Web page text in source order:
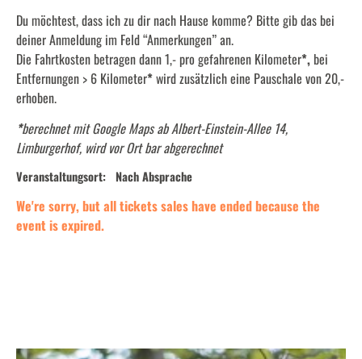
Du möchtest, dass ich zu dir nach Hause komme? Bitte gib das bei
deiner Anmeldung im Feld “Anmerkungen” an.
Die Fahrtkosten betragen dann 1,- pro gefahrenen Kilometer*, bei
Entfernungen > 6 Kilometer*wird zusätzlich eine Pauschale von 20,-
erhoben.
*berechnet mit Google Maps ab Albert-Einstein-Allee 14,
Limburgerhof, wird vor Ort bar abgerechnet
Veranstaltungsort: Nach Absprache
We're sorry, but all tickets sales have ended because the
event is expired.